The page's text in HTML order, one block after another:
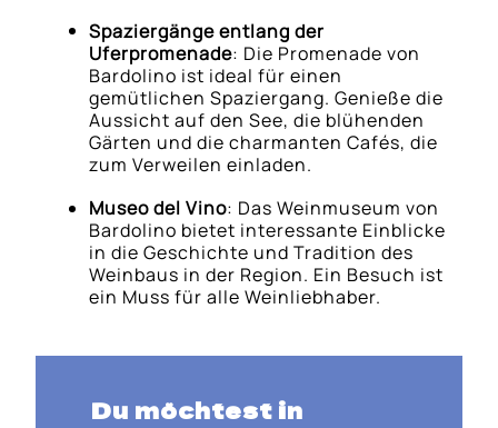
Spaziergänge entlang der
Uferpromenade: Die Promenade von
Bardolino ist ideal für einen
gemütlichen Spaziergang. Genieße die
Aussicht auf den See, die blühenden
Gärten und die charmanten Cafés, die
zum Verweilen einladen.
Museo del Vino: Das Weinmuseum von
Bardolino bietet interessante Einblicke
in die Geschichte und Tradition des
Weinbaus in der Region. Ein Besuch ist
ein Muss für alle Weinliebhaber.
Du möchtest in